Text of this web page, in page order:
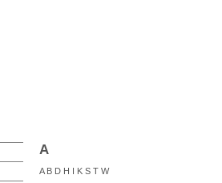
A
A B D H I K S T W